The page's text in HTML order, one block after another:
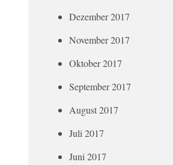
Dezember 2017
November 2017
Oktober 2017
September 2017
August 2017
Juli 2017
Juni 2017